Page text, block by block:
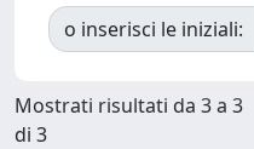
o inserisci le iniziali:
Mostrati risultati da 3 a 3
di 3